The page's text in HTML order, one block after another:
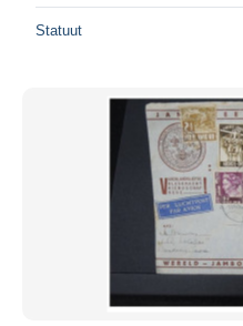
Statuut